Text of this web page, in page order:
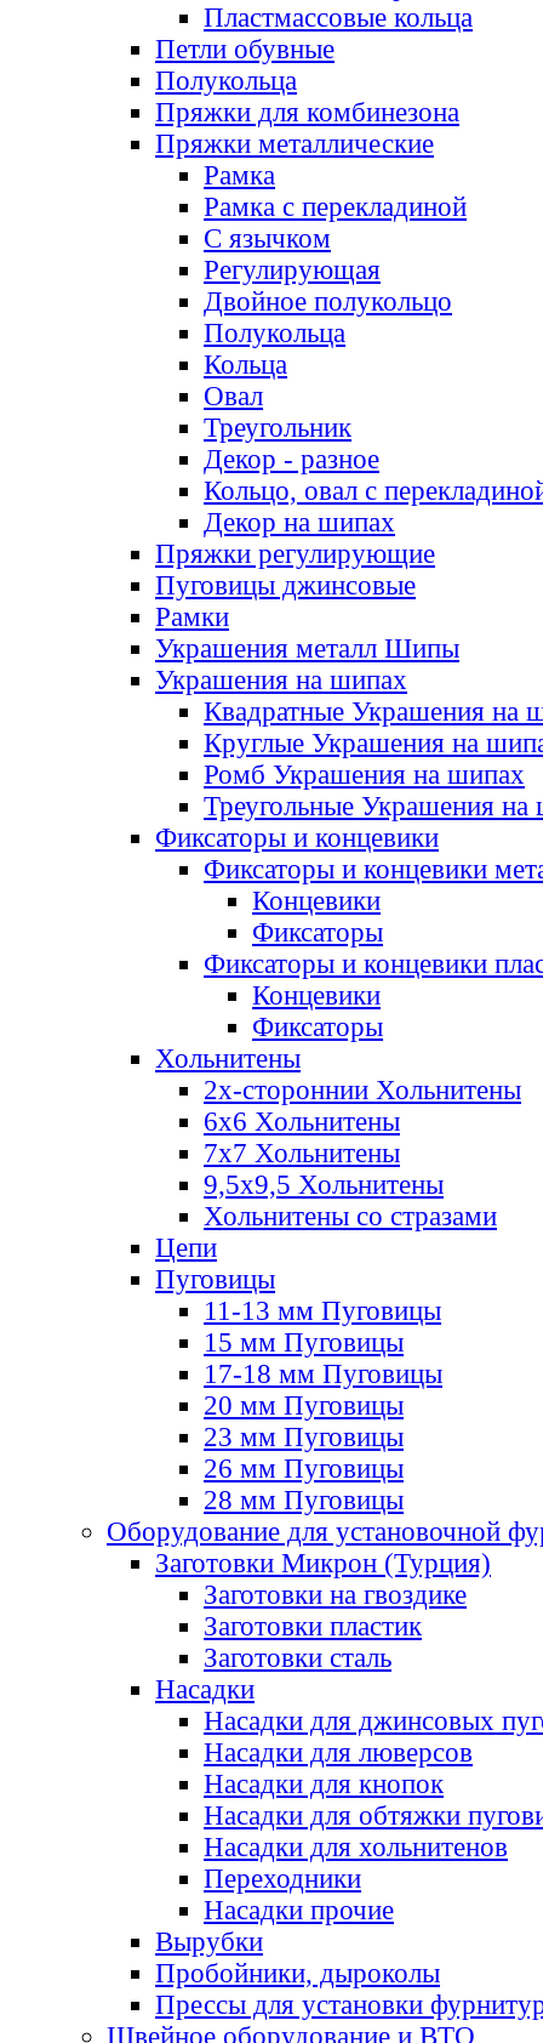
Пластмассовые кольца
Петли обувные
Полукольца
Пряжки для комбинезона
Пряжки металлические
Рамка
Рамка с перекладиной
С язычком
Регулирующая
Двойное полукольцо
Полукольца
Кольца
Овал
Треугольник
Декор - разное
Кольцо, овал с
Декор на шипах
Пряжки регулирующие
Пуговицы джинсовые
Рамки
Украшения металл Шипы
Украшения на шипах
Квадратные Украшения на
Круглые Украшения на
Ромб Украшения на шипах
Треугольные Украшения на
Фиксаторы и концевики
Фиксаторы и концевики
Концевики
Фиксаторы
Фиксаторы и концевики
Концевики
Фиксаторы
Хольнитены
2х-стороннии Хольнитены
6х6 Хольнитены
7х7 Хольнитены
9,5х9,5 Хольнитены
Хольнитены со стразами
Цепи
Пуговицы
11-13 мм Пуговицы
15 мм Пуговицы
17-18 мм Пуговицы
20 мм Пуговицы
23 мм Пуговицы
26 мм Пуговицы
28 мм Пуговицы
Оборудование для установочной
Заготовки Микрон (Турция)
Заготовки на гвоздике
Заготовки пластик
Заготовки сталь
Насадки
Насадки для джинсовых
Насадки для люверсов
Насадки для кнопок
Насадки для обтяжки
Насадки для хольнитенов
Переходники
Насадки прочие
Вырубки
Пробойники, дыроколы
Прессы для установки
Швейное оборудование и ВТО